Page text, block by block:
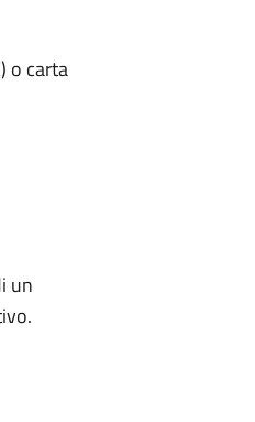
o carta
un